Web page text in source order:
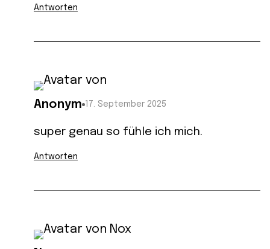
Antworten
Anonym 17. September 2025
super genau so fühle ich mich.
Antworten